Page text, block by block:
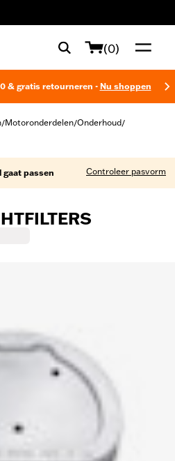
(0)
& gratis retourneren - Nu shoppen
/Motoronderdelen/Onderhoud/
passen Controleer pasvorm